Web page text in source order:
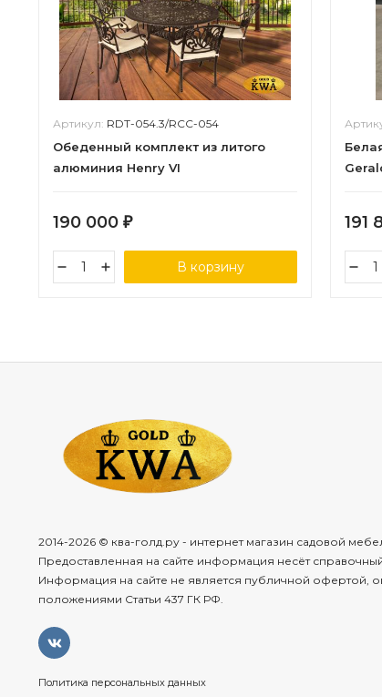
Артикул: RDT-054.3/RCC-054
Обеденный комплект из литого
алюминия Henry VI
190 000 ₽
В корзину
191
2014-2026 © ква-голд.ру - интернет магазин садовой
Предоставленная на сайте информация несёт
Информация на сайте не является публичной офертой,
положениями Статьи 437 ГК РФ.
Политика персональных данных